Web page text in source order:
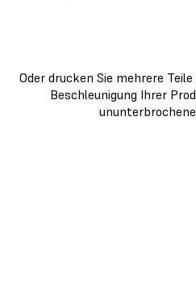
Oder drucken Sie mehrere
Beschleunigung Ihrer